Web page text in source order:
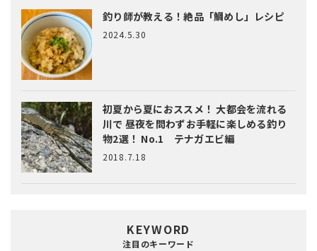
釣り師が教える！絶品「鯛めし」レシピ
2024.5.30
初夏から夏におススメ！ 大都会を流れる
川で 昼夜を問わずお手軽に楽しめる釣り
物2選！ No.1 テナガエビ編
2018.7.18
KEYWORD
注目のキーワード